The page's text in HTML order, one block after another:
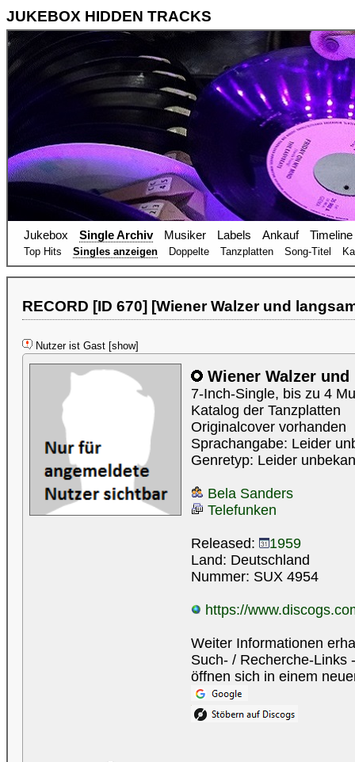
JUKEBOX HIDDEN TRACKS
Jukebox Single Archiv Musiker Labels Ankauf Timeline
Top Hits Singles anzeigen Doppelte Tanzplatten Song-Titel
RECORD [ID 670] [Wiener Walzer und
Nutzer ist Gast [show]
Wiener Walzer
7-Inch-Single, bis zu 4
Katalog der Tanzplatten
Originalcover vorhanden
Sprachangabe: Leider
Genretyp: Leider
Bela Sanders
Telefunken
Released:
1959
Land: Deutschland
Nummer: SUX 4954
https://
Weiter Informationen
Such- / Recherche-Links
öffnen sich in einem